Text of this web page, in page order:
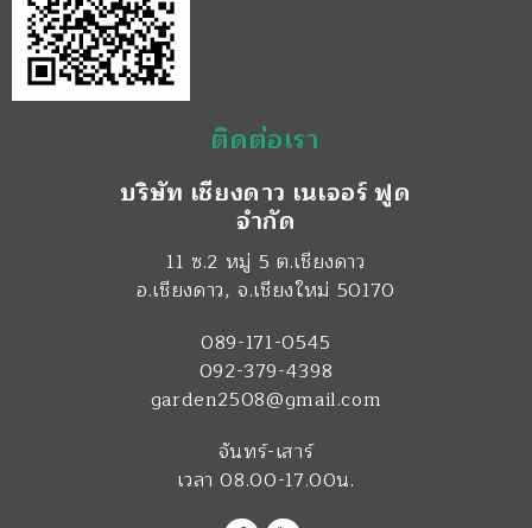
ติดต่อเรา
บริษัท เชียงดาว เนเจอร์ ฟูด
จำกัด
11 ซ.2 หมู่ 5 ต.เชียงดาว
อ.เชียงดาว, จ.เชียงใหม่ 50170
089-171-0545
092-379-4398
garden2508@gmail.com
จันทร์-เสาร์
เวลา 08.00-17.00น.